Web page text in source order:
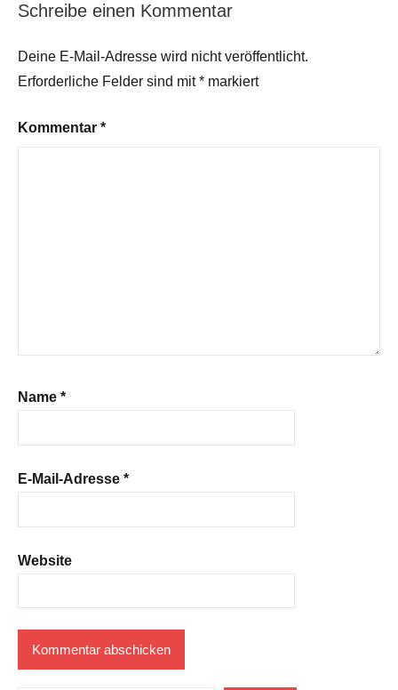
Schreibe einen Kommentar
Deine E-Mail-Adresse wird nicht veröffentlicht.
Erforderliche Felder sind mit* markiert
Kommentar *
Name *
E-Mail-Adresse *
Website